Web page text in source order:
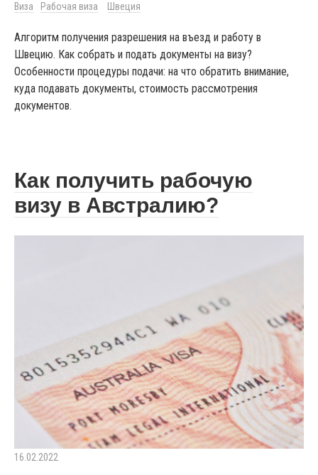
Виза Рабочая виза Швеция
Алгоритм получения разрешения на въезд и работу в
Швецию. Как собрать и подать документы на визу?
Особенности процедуры подачи: на что обратить внимание,
куда подавать документы, стоимость рассмотрения
документов.
Как получить рабочую
визу в Австралию?
16.02.2022